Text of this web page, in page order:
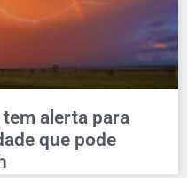
alerta para
que pode